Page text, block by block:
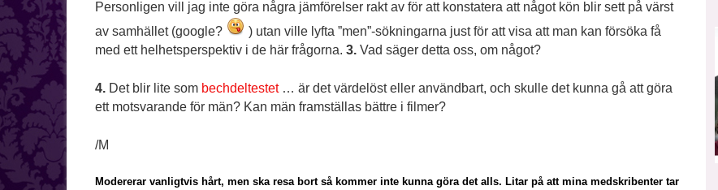
Personligen vill jag inte göra några jämförelser rakt av för att konstatera att något kön blir sett på värst
av samhället (google?
) utan ville lyfta ”men”-sökningarna just för att visa att man kan försöka få
med ett helhetsperspektiv i de här frågorna. 3. Vad säger detta oss, om något?
4. Det blir lite som bechdeltestet… är det värdelöst eller användbart, och skulle det kunna gå att göra
ett motsvarande för män? Kan män framställas bättre i filmer?
/M
Modererar vanligtvis hårt, men ska resa bort så kommer inte kunna göra det alls. Litar på att mina medskribenter tar